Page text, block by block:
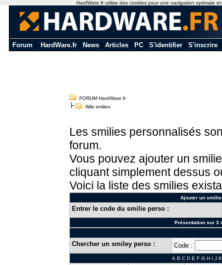
Forum HardWare.fr News Articles PC S'identifier S'inscrire
FORUM HardWare.fr
Wiki smilies
Les smilies personnalisés
forum.
Vous pouvez ajouter un
cliquant simplement dessus
Voici la liste des smilies
Ajouter un
Entrer le code du smilie perso :
Présentation sur 3
Chercher un smiley perso : Code :
A B C D E F G H I J K
HardWare.fr utilise des cookies pour une navigation optimale